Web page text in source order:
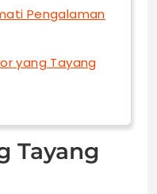
Pengalaman
yang Tayang
Tayang